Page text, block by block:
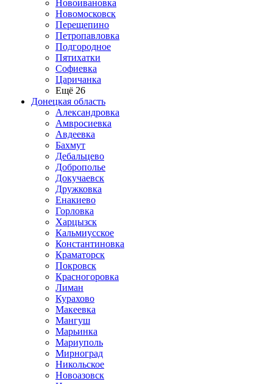
Новоивановка
Новомосковск
Перещепино
Петропавловка
Подгородное
Пятихатки
Софиевка
Царичанка
Ещё 26
Донецкая область
Александровка
Амвросиевка
Авдеевка
Бахмут
Дебальцево
Доброполье
Докучаевск
Дружковка
Енакиево
Горловка
Харцызск
Кальмиусское
Константиновка
Краматорск
Покровск
Красногоровка
Лиман
Курахово
Макеевка
Мангуш
Марьинка
Мариуполь
Мирноград
Никольское
Новоазовск